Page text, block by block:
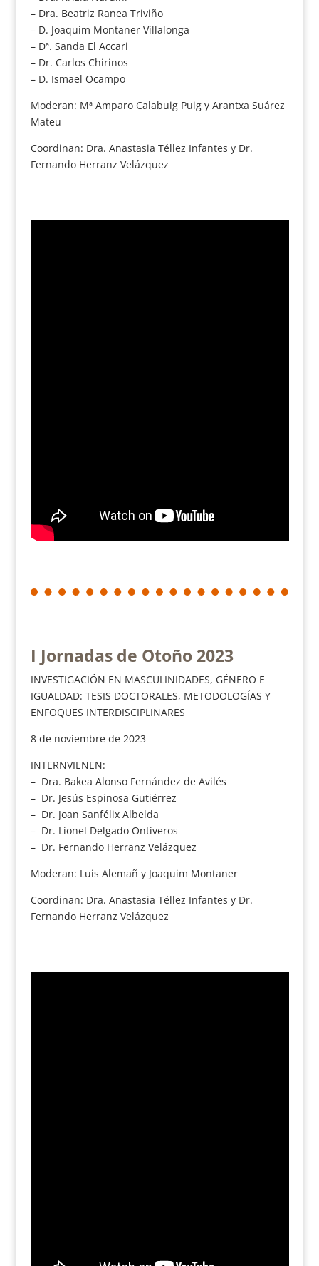
– Dra. Beatriz Ranea Triviño
– D. Joaquim Montaner Villalonga
– Dª. Sanda El Accari
– Dr. Carlos Chirinos
– D. Ismael Ocampo
Moderan: Mª Amparo Calabuig Puig y Arantxa Suárez
Mateu
Coordinan: Dra. Anastasia Téllez Infantes y Dr.
Fernando Herranz Velázquez
I Jornadas de Otoño 2023
INVESTIGACIÓN EN MASCULINIDADES, GÉNERO E
IGUALDAD: TESIS DOCTORALES, METODOLOGÍAS Y
ENFOQUES INTERDISCIPLINARES
8 de noviembre de 2023
INTERNVIENEN:
– Dra. Bakea Alonso Fernández de Avilés
– Dr. Jesús Espinosa Gutiérrez
– Dr. Joan Sanfélix Albelda
– Dr. Lionel Delgado Ontiveros
– Dr. Fernando Herranz Velázquez
Moderan: Luis Alemañ y Joaquim Montaner
Coordinan: Dra. Anastasia Téllez Infantes y Dr.
Fernando Herranz Velázquez